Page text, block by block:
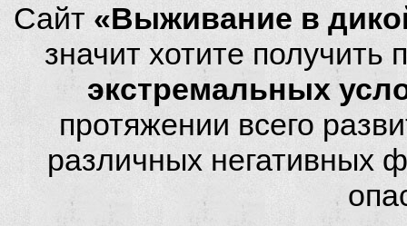
Сайт «Выживание в
значит хотите
экстремальных
протяжении всего
различных негативных